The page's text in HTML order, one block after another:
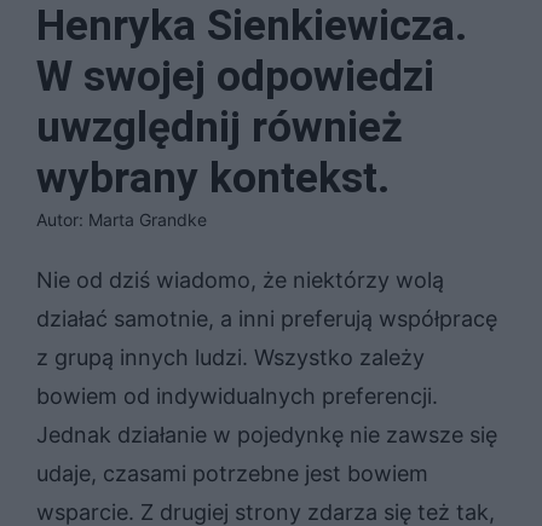
Henryka Sienkiewicza.
W swojej odpowiedzi
uwzględnij również
wybrany kontekst.
Autor: Marta Grandke
Nie od dziś wiadomo, że niektórzy wolą
działać samotnie, a inni preferują współpracę
z grupą innych ludzi. Wszystko zależy
bowiem od indywidualnych preferencji.
Jednak działanie w pojedynkę nie zawsze się
udaje, czasami potrzebne jest bowiem
wsparcie. Z drugiej strony zdarza się też tak,